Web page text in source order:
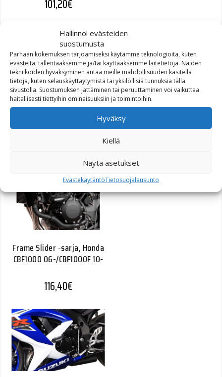
Hallinnoi evästeiden
suostumusta
Parhaan kokemuksen tarjoamiseksi käytämme teknologioita, kuten
evästeitä, tallentaaksemme ja/tai käyttääksemme laitetietoja. Näiden
tekniikoiden hyväksyminen antaa meille mahdollisuuden käsitellä
tietoja, kuten selauskäyttäytymistä tai yksilöllisiä tunnuksia tällä
sivustolla. Suostumuksen jättäminen tai peruuttaminen voi vaikuttaa
haitallisesti tiettyihin ominaisuuksiin ja toimintoihin.
Hyväksy
Kiellä
Näytä asetukset
EvästekäytäntöTietosuojalausunto
101,20€
Frame Slider -sarja, Suzuki
Frame Slider -sarja, Honda
CBF1000 06-/CBF1000F 10-
116,40€